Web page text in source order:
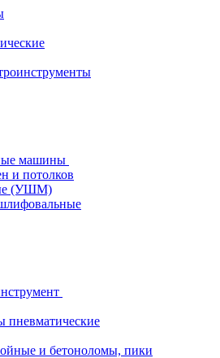
машины
и потолков
(УШМ)
пневматические
и бетоноломы, пики